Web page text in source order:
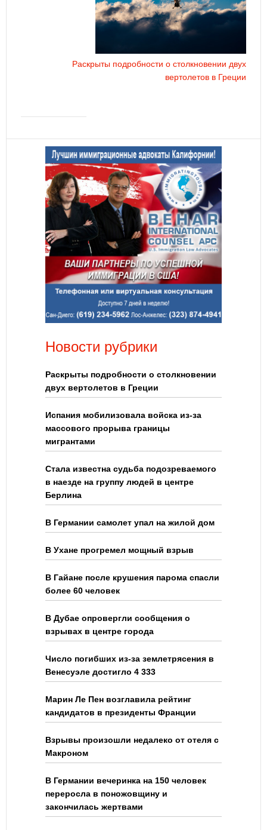
Раскрыты подробности о столкновении двух
вертолетов в Греции
Новости рубрики
Раскрыты подробности о столкновении
двух вертолетов в Греции
Испания мобилизовала войска из-за
массового прорыва границы
мигрантами
Стала известна судьба подозреваемого
в наезде на группу людей в центре
Берлина
В Германии самолет упал на жилой дом
В Ухане прогремел мощный взрыв
В Гайане после крушения парома спасли
более 60 человек
В Дубае опровергли сообщения о
взрывах в центре города
Число погибших из-за землетрясения в
Венесуэле достигло 4 333
Марин Ле Пен возглавила рейтинг
кандидатов в президенты Франции
Взрывы произошли недалеко от отеля с
Макроном
В Германии вечеринка на 150 человек
переросла в поножовщину и
закончилась жертвами